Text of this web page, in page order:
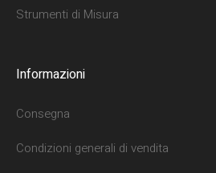
Strumenti di Misura
Informazioni
Consegna
Condizioni generali di vendita